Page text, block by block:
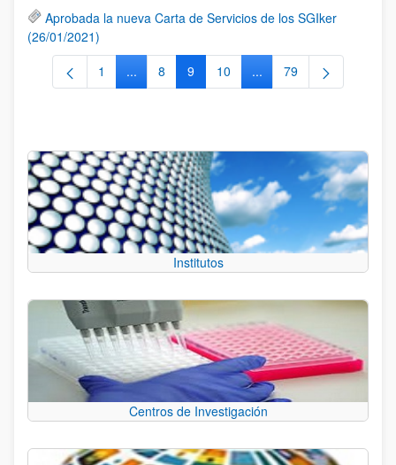
Aprobada la nueva Carta de Servicios de los SGIker
(26/01/2021)
Página
1 ...Páginas intermedias Use TAB para
Página
8 Página
9 Página
10 ...Páginas intermedias
Página
79
Institutos
Centros de Investigación